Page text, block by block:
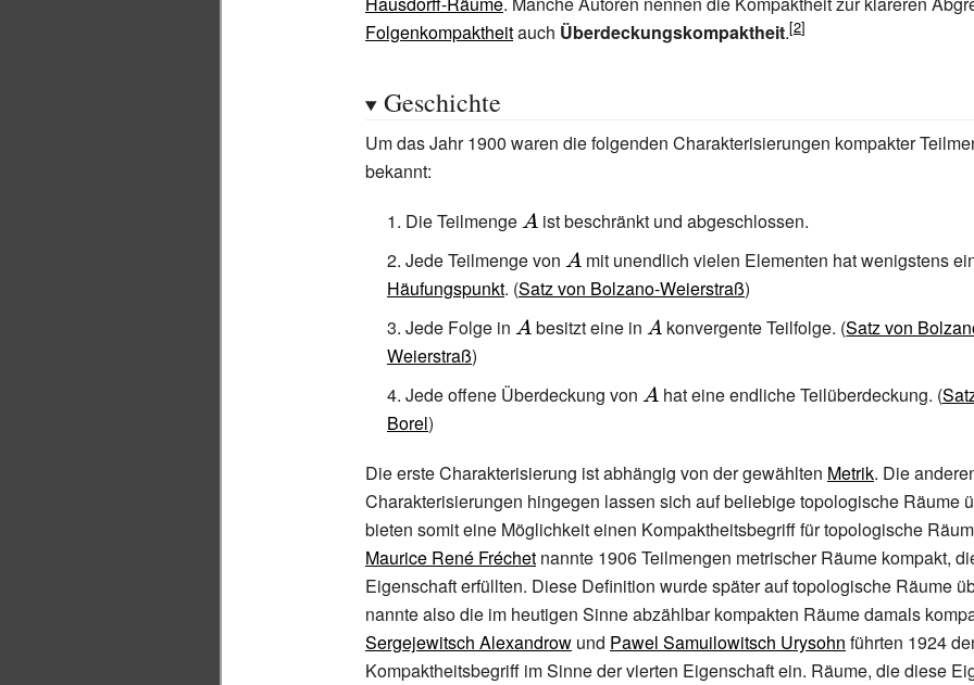
,i_{n}\in I}
Folgenkompaktheitauch Überdeckungskompaktheit.
Geschichte
Um das Jahr 1900 waren die folgenden Charakterisierungen kompakter
bekannt:
Die Teilmenge{\displaystyle
ist beschränkt und abgeschlossen.
Jede Teilmenge von {\displaystyle
A}
mit unendlich vielen Elementen hat wenigstens
Häufungspunkt. (Satz von Bolzano-Weierstraß)
Jede Folge in {\displaystyle
besitzt eine in {\displaystyle
konvergente Teilfolge. (Satz von
Weierstraß)
Jede offene Überdeckung von {\displaystyle
hat eine endliche Teilüberdeckung. (
Borel)
Die erste Charakterisierung ist abhängig von der gewählten Metrik. Die
Charakterisierungen hingegen lassen sich auf beliebige topologische Räume
bieten somit eine Möglichkeit einen Kompaktheitsbegriff für topologische
Maurice René Fréchet nannte 1906 Teilmengen metrischer Räume kompakt,
Eigenschaft erfüllten. Diese Definition wurde später auf topologische Räume
nannte also die im heutigen Sinne abzählbar kompakten Räume damals
Sergejewitsch Alexandrow und Pawel Samuilowitsch Urysohn führten 1924
Kompaktheitsbegriff im Sinne der vierten Eigenschaft ein. Räume, die diese